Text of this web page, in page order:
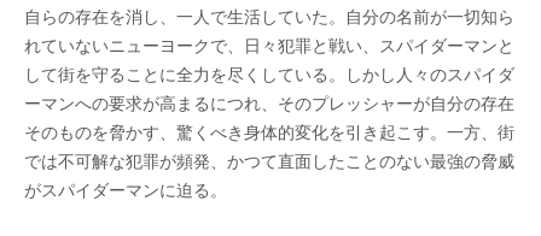
自らの存在を消し、一人で生活していた。自分の名前が一切知ら
れていないニューヨークで、日々犯罪と戦い、スパイダーマンと
して街を守ることに全力を尽くしている。しかし人々のスパイダ
ーマンへの要求が高まるにつれ、そのプレッシャーが自分の存在
そのものを脅かす、驚くべき身体的変化を引き起こす。一方、街
では不可解な犯罪が頻発、かつて直面したことのない最強の脅威
がスパイダーマンに迫る。